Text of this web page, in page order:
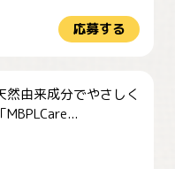
応募する
然由来成分でやさしく